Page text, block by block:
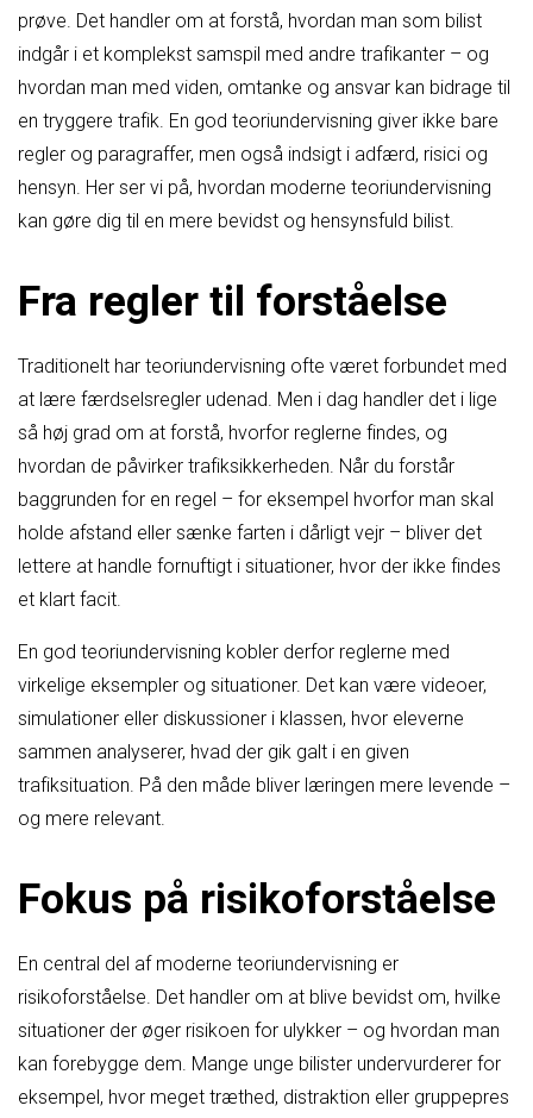
prøve. Det handler om at forstå, hvordan man som bilist
indgår i et komplekst samspil med andre trafikanter – og
hvordan man med viden, omtanke og ansvar kan bidrage til
en tryggere trafik. En god teoriundervisning giver ikke bare
regler og paragraffer, men også indsigt i adfærd, risici og
hensyn. Her ser vi på, hvordan moderne teoriundervisning
kan gøre dig til en mere bevidst og hensynsfuld bilist.
Fra regler til forståelse
Traditionelt har teoriundervisning ofte været forbundet med
at lære færdselsregler udenad. Men i dag handler det i lige
så høj grad om at forstå, hvorfor reglerne findes, og
hvordan de påvirker trafiksikkerheden. Når du forstår
baggrunden for en regel – for eksempel hvorfor man skal
holde afstand eller sænke farten i dårligt vejr – bliver det
lettere at handle fornuftigt i situationer, hvor der ikke findes
et klart facit.
En god teoriundervisning kobler derfor reglerne med
virkelige eksempler og situationer. Det kan være videoer,
simulationer eller diskussioner i klassen, hvor eleverne
sammen analyserer, hvad der gik galt i en given
trafiksituation. På den måde bliver læringen mere levende –
og mere relevant.
Fokus på risikoforståelse
En central del af moderne teoriundervisning er
risikoforståelse. Det handler om at blive bevidst om, hvilke
situationer der øger risikoen for ulykker – og hvordan man
kan forebygge dem. Mange unge bilister undervurderer for
eksempel, hvor meget træthed, distraktion eller gruppepres